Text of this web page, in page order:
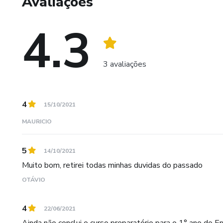
4.3 3 avaliações
4 15/10/2021
MAURICIO
5 14/10/2021
Muito bom, retirei todas minhas duvidas do passado
OTÁVIO
4 22/06/2021